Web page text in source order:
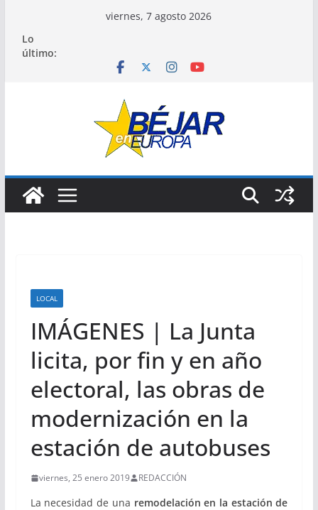
contenido
viernes, 7 agosto 2026
Lo
último:
LOCAL
IMÁGENES | La Junta
licita, por fin y en año
electoral, las obras de
modernización en la
estación de autobuses
viernes, 25 enero 2019 REDACCIÓN
La necesidad de una remodelación en la estación de